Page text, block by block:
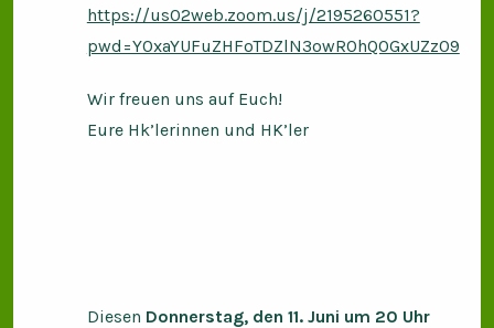
https://us02web.zoom.us/j/2195260551?
pwd=Y0xaYUFuZHFoTDZlN3owR0hQOGxUZz09
Wir freuen uns auf Euch!
Eure Hk’lerinnen und HK’ler
Diesen Donnerstag, den 11. Juni um 20 Uhr